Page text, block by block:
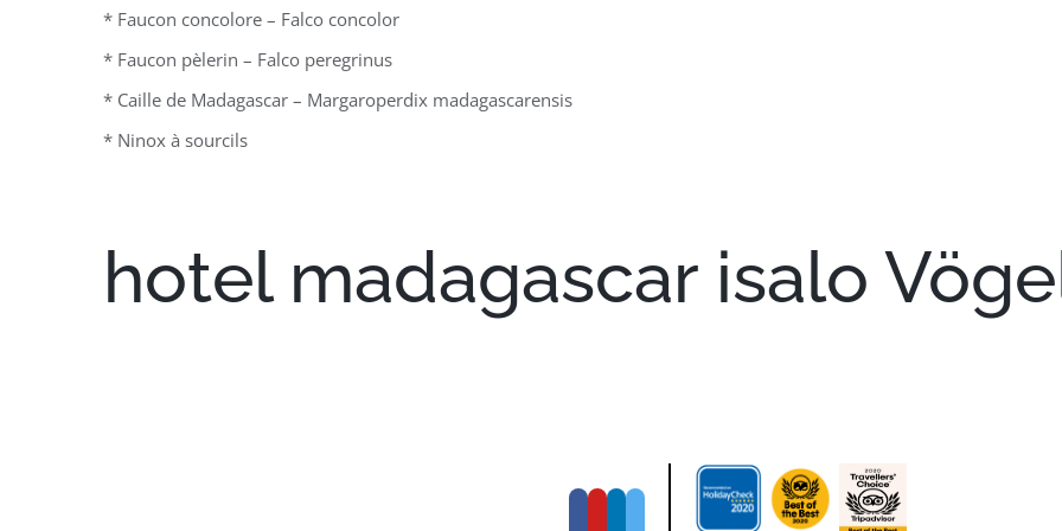
* Faucon concolore – Falco concolor
* Faucon pèlerin – Falco peregrinus
* Caille de Madagascar – Margaroperdix madagascarensis
* Ninox à sourcils
hotel madagascar isalo